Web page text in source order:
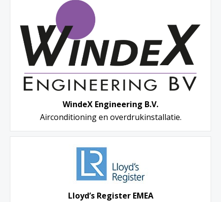
WindeX Engineering B.V.
Airconditioning en overdrukinstallatie.
Lloyd’s Register EMEA